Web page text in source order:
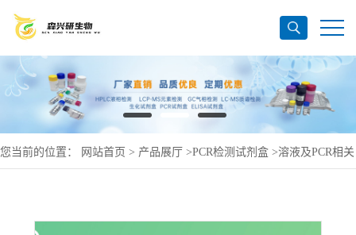
您当前的位置： 网站首页 > 产品展厅 >PCR检测试剂盒 >溶液及PCR相关